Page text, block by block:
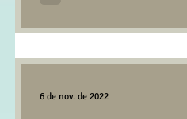
6 de nov. de 2022